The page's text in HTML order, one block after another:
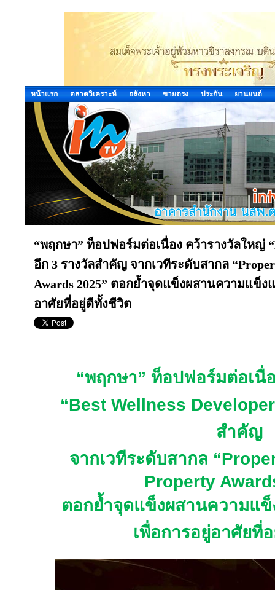
หน้าแรก ตลาดวิเคราะห์ อสังหา ขายตรง ประกัน ยานยนต์
“พฤกษา” ท็อปฟอร์มต่อเนื่อง คว้ารางวัลใหญ่
อีก 3 รางวัลสำคัญ จากเวทีระดับสากล
Awards 2025” ตอกย้ำจุดแข็งผสานความแข็ง
อาศัยที่อยู่ดีทั้งชีวิต
“พฤกษา” ท็อปฟอร์มต่อเนื่
“Best Wellness Developer
สำคัญ
จากเวทีระดับสากล “
Property
ตอกย้ำจุดแข็งผสานความแข็
เพื่อการอยู่อาศัยที่